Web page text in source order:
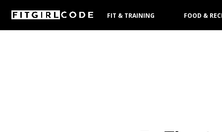
FIT & TRAINING FOOD &